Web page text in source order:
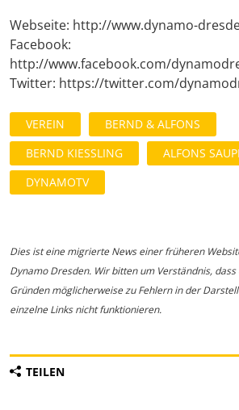
Webseite: http://www.dynamo-
Facebook:
http://www.facebook.com/
Twitter: https://twitter.com/
VEREIN
BERND & ALFONS
BERND KIESSLING
ALFONS
DYNAMOTV
Dies ist eine migrierte News einer früheren
Dynamo Dresden. Wir bitten um Verständnis,
Gründen möglicherweise zu Fehlern in der
einzelne Links nicht funktionieren.
TEILEN